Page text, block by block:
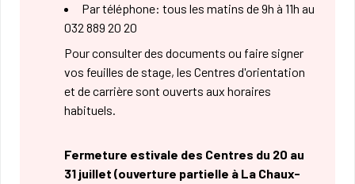
Par téléphone: tous les matins de 9h à 11h au
032 889 20 20
Pour consulter des documents ou faire signer
vos feuilles de stage, les Centres d'orientation
et de carrière sont ouverts aux horaires
habituels.
Fermeture estivale des Centres du 20 au
31 juillet (ouverture partielle à La Chaux-